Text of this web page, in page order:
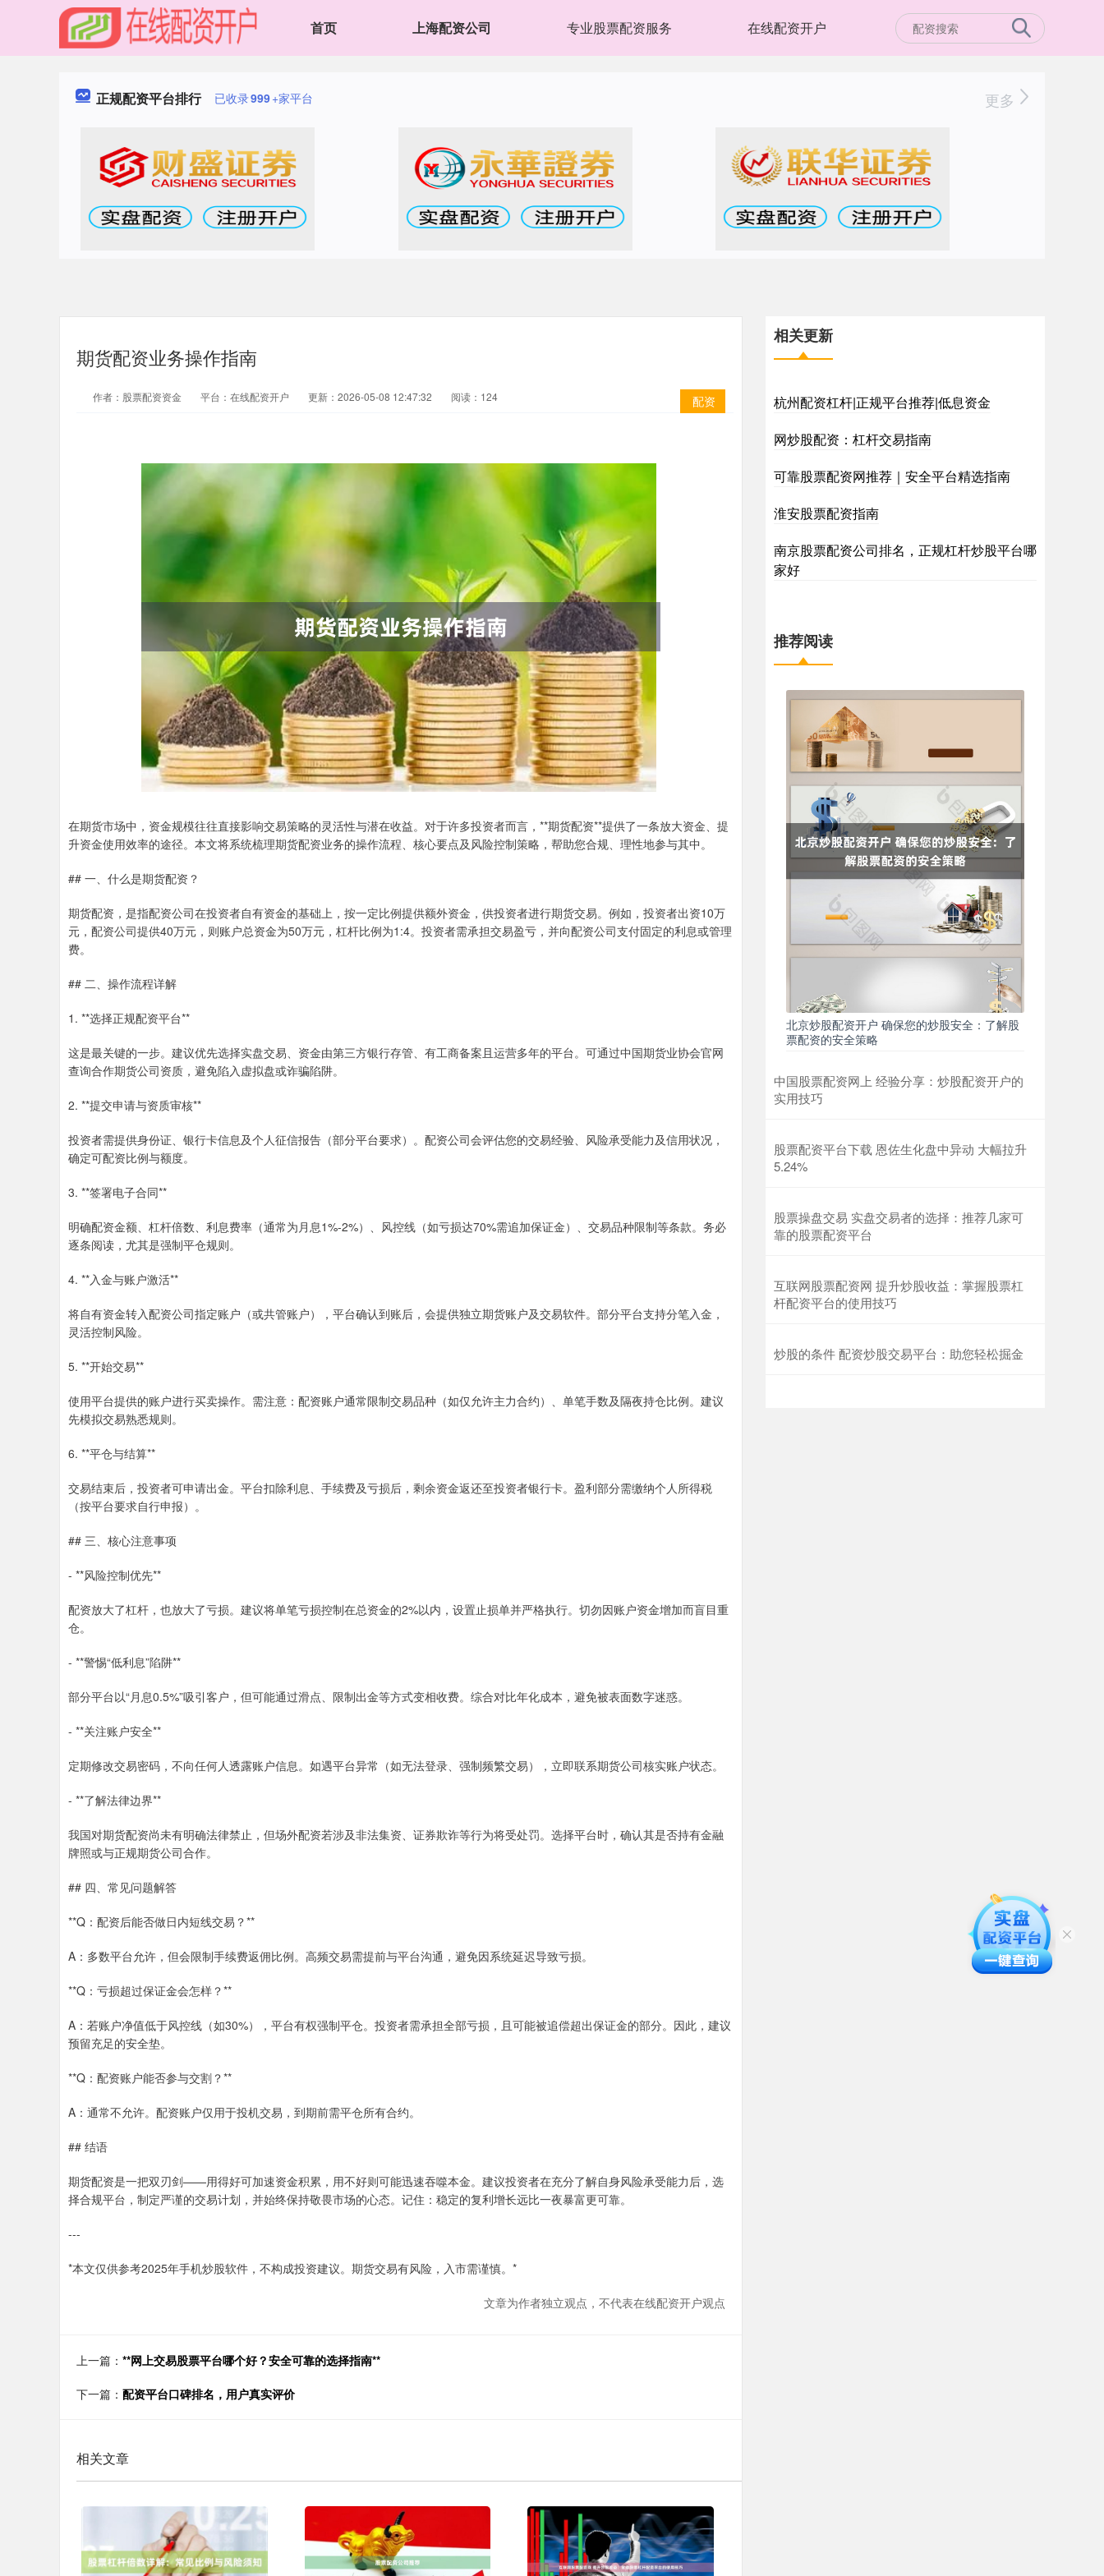
首页 上海配资公司 专业股票配资服务 在线配资开户
正规配资平台排行 已收录999+家平台 更多
期货配资业务操作指南
配资
作者：股票配资资金 平台：在线配资开户 更新：2026-05-08 12:47:32 阅读：124
在期货市场中，资金规模往往直接影响交易策略的灵活性与潜在收益。对于许多投资者而言，**期货配资**提供了一条放大资金、提
升资金使用效率的途径。本文将系统梳理期货配资业务的操作流程、核心要点及风险控制策略，帮助您合规、理性地参与其中。
## 一、什么是期货配资？
期货配资，是指配资公司在投资者自有资金的基础上，按一定比例提供额外资金，供投资者进行期货交易。例如，投资者出资10万
元，配资公司提供40万元，则账户总资金为50万元，杠杆比例为1:4。投资者需承担交易盈亏，并向配资公司支付固定的利息或管理
费。
## 二、操作流程详解
1. **选择正规配资平台**
这是最关键的一步。建议优先选择实盘交易、资金由第三方银行存管、有工商备案且运营多年的平台。可通过中国期货业协会官网
查询合作期货公司资质，避免陷入虚拟盘或诈骗陷阱。
2. **提交申请与资质审核**
投资者需提供身份证、银行卡信息及个人征信报告（部分平台要求）。配资公司会评估您的交易经验、风险承受能力及信用状况，
确定可配资比例与额度。
3. **签署电子合同**
明确配资金额、杠杆倍数、利息费率（通常为月息1%-2%）、风控线（如亏损达70%需追加保证金）、交易品种限制等条款。务必
逐条阅读，尤其是强制平仓规则。
4. **入金与账户激活**
将自有资金转入配资公司指定账户（或共管账户），平台确认到账后，会提供独立期货账户及交易软件。部分平台支持分笔入金，
灵活控制风险。
5. **开始交易**
使用平台提供的账户进行买卖操作。需注意：配资账户通常限制交易品种（如仅允许主力合约）、单笔手数及隔夜持仓比例。建议
先模拟交易熟悉规则。
6. **平仓与结算**
交易结束后，投资者可申请出金。平台扣除利息、手续费及亏损后，剩余资金返还至投资者银行卡。盈利部分需缴纳个人所得税
（按平台要求自行申报）。
## 三、核心注意事项
- **风险控制优先**
配资放大了杠杆，也放大了亏损。建议将单笔亏损控制在总资金的2%以内，设置止损单并严格执行。切勿因账户资金增加而盲目重
仓。
- **警惕“低利息”陷阱**
部分平台以“月息0.5%”吸引客户，但可能通过滑点、限制出金等方式变相收费。综合对比年化成本，避免被表面数字迷惑。
- **关注账户安全**
定期修改交易密码，不向任何人透露账户信息。如遇平台异常（如无法登录、强制频繁交易），立即联系期货公司核实账户状态。
- **了解法律边界**
我国对期货配资尚未有明确法律禁止，但场外配资若涉及非法集资、证券欺诈等行为将受处罚。选择平台时，确认其是否持有金融
牌照或与正规期货公司合作。
## 四、常见问题解答
**Q：配资后能否做日内短线交易？**
A：多数平台允许，但会限制手续费返佣比例。高频交易需提前与平台沟通，避免因系统延迟导致亏损。
**Q：亏损超过保证金会怎样？**
A：若账户净值低于风控线（如30%），平台有权强制平仓。投资者需承担全部亏损，且可能被追偿超出保证金的部分。因此，建议
预留充足的安全垫。
**Q：配资账户能否参与交割？**
A：通常不允许。配资账户仅用于投机交易，到期前需平仓所有合约。
## 结语
期货配资是一把双刃剑——用得好可加速资金积累，用不好则可能迅速吞噬本金。建议投资者在充分了解自身风险承受能力后，选
择合规平台，制定严谨的交易计划，并始终保持敬畏市场的心态。记住：稳定的复利增长远比一夜暴富更可靠。
---
*本文仅供参考2025年手机炒股软件，不构成投资建议。期货交易有风险，入市需谨慎。*
文章为作者独立观点，不代表在线配资开户观点
上一篇： **网上交易股票平台哪个好？安全可靠的选择指南**
下一篇： 配资平台口碑排名，用户真实评价
相关文章
相关更新
杭州配资杠杆|正规平台推荐|低息资金
网炒股配资：杠杆交易指南
可靠股票配资网推荐｜安全平台精选指南
淮安股票配资指南
南京股票配资公司排名，正规杠杆炒股平台哪
家好
推荐阅读
北京炒股配资开户 确保您的炒股安全：了解股
票配资的安全策略
中国股票配资网上 经验分享：炒股配资开户的
实用技巧
股票配资平台下载 恩佐生化盘中异动 大幅拉升
5.24%
股票操盘交易 实盘交易者的选择：推荐几家可
靠的股票配资平台
互联网股票配资网 提升炒股收益：掌握股票杠
杆配资平台的使用技巧
炒股的条件 配资炒股交易平台：助您轻松掘金